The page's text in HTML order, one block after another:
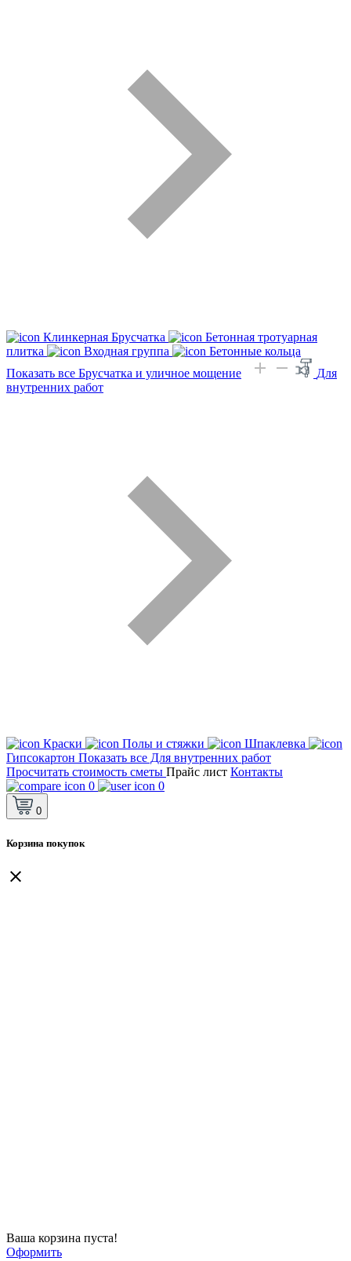
Клинкерная Брусчатка
Бетонная тротуарная
плитка
Входная группа
Бетонные кольца
Показать все Брусчатка и уличное мощение
Для
внутренних работ
Краски Полы и стяжки
Шпаклевка
Гипсокартон Показать все Для внутренних работ
Просчитать стоимость сметы Прайс лист Контакты
0
0
0
Корзина покупок
Ваша корзина пуста!
Оформить